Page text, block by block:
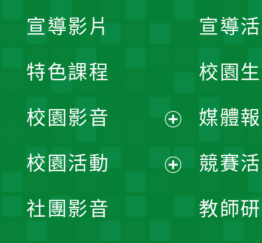
宣導
校園
媒體
競賽
教師
宣導影片
特色課程
校園影音
開
校園活動
社團影音